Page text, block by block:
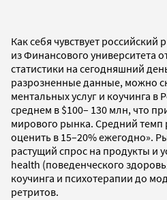
Как себя чувствует
из Финансового университета
статистики на сегодняшний
разрозненные данные, можно
ментальных услуг и коучинга в
среднем в $100– 130 млн, что
мирового рынка. Средний
оценить в 15–20% ежегодно».
растущий спрос на продукты и
health (поведенческого
коучинга и психотерапии до
ретритов.